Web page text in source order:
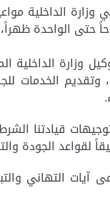
الداخلية
حتى الواحدة
وزارة
الخدمات
قيادتنا
لقواعد الجودة
آيات التهاني